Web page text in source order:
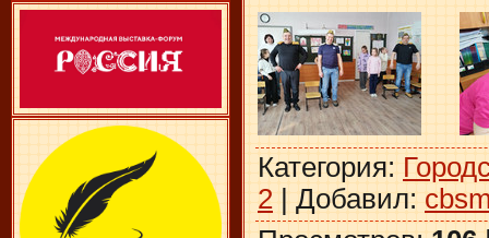
Категория:
2 | Добавил: